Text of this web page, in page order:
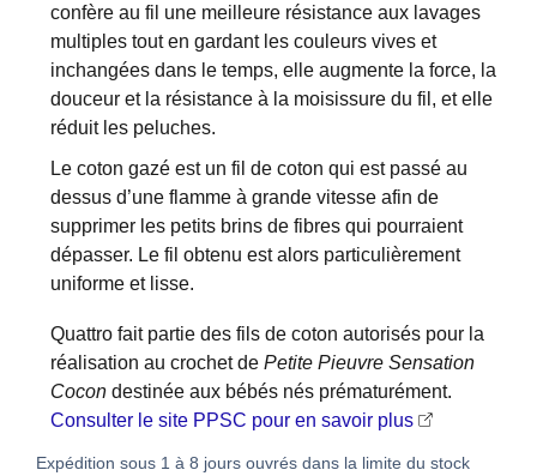
confère au fil une meilleure résistance aux lavages
multiples tout en gardant les couleurs vives et
inchangées dans le temps, elle augmente la force, la
douceur et la résistance à la moisissure du fil, et elle
réduit les peluches.
Le coton gazé est un fil de coton qui est passé au
dessus d’une flamme à grande vitesse afin de
supprimer les petits brins de fibres qui pourraient
dépasser. Le fil obtenu est alors particulièrement
uniforme et lisse.
Quattro fait partie des fils de coton autorisés pour la
réalisation au crochet de Petite Pieuvre Sensation
Cocondestinée aux bébés nés prématurément.
Consulter le site PPSC pour en savoir plus
Expédition sous 1 à 8 jours ouvrés dans la limite du stock